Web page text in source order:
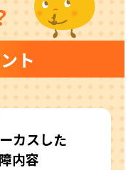
ト
カスした
内容